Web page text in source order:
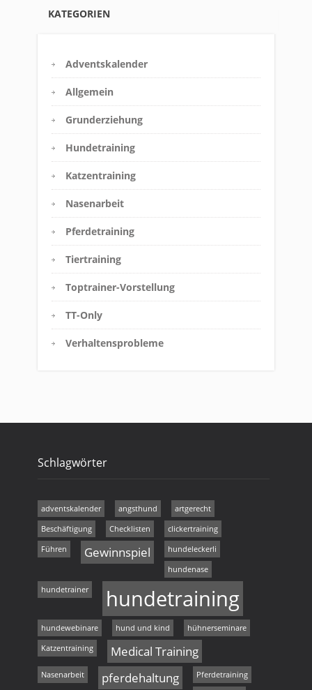
KATEGORIEN
Adventskalender
Allgemein
Grunderziehung
Hundetraining
Katzentraining
Nasenarbeit
Pferdetraining
Tiertraining
Toptrainer-Vorstellung
TT-Only
Verhaltensprobleme
Schlagwörter
adventskalender angsthund artgerecht
Beschäftigung Checklisten clickertraining
Führen Gewinnspiel hundeleckerli
hundenase
hundetrainer hundetraining
hundewebinare hund und kind hühnerseminare
Katzentraining Medical Training
Nasenarbeit pferdehaltung Pferdetraining